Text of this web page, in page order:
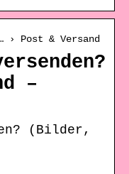
Post & Versand
–
(Bilder,